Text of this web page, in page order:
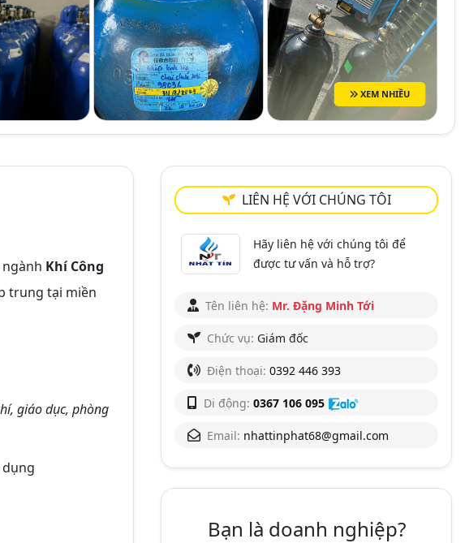
XEM NHIỀU
Khí Công
trung tại miền
giáo dục, phòng
LIÊN HỆ VỚI CHÚNG TÔI
Hãy liên hệ với chúng tôi để
được tư vấn và hỗ trợ?
Tên liên hệ: Mr. Đặng Minh Tới
Chức vụ: Giám đốc
Điện thoại: 0392 446 393
Di động: 0367 106 095
Email: nhattinphat68@gmail.com
Bạn là doanh nghiệp?